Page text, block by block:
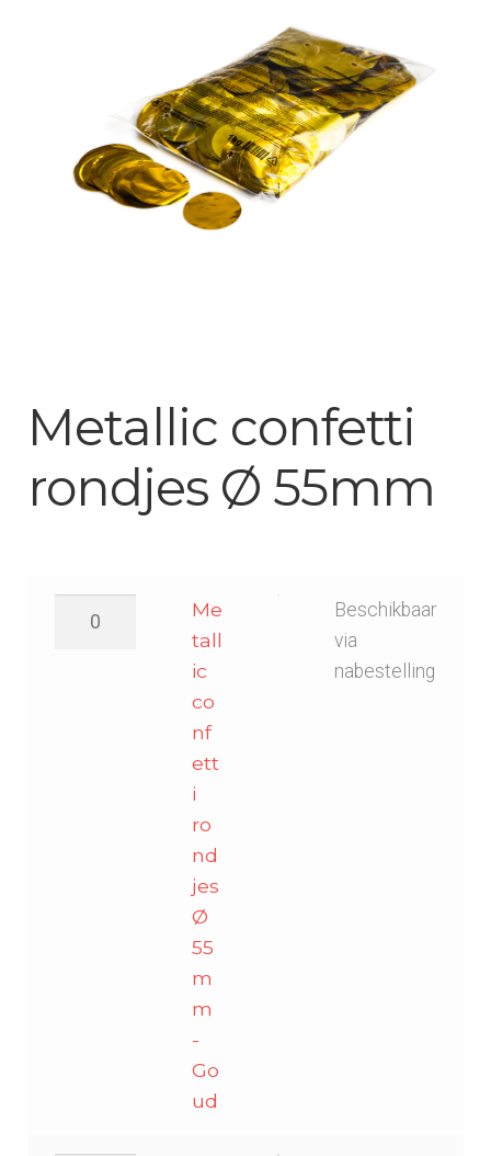
Metallic confetti
rondjes Ø 55mm
Me
tall
ic
co
nf
ett
i
ro
nd
jes
Ø
55
m
m
-
Go
ud
Beschikbaar
via
nabestelling